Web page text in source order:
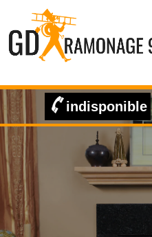
indisponible